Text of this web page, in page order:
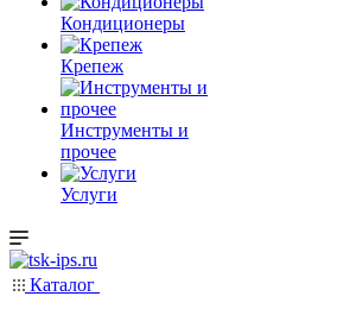
Кондиционеры
Крепеж
Инструменты и
прочее
Услуги
Каталог